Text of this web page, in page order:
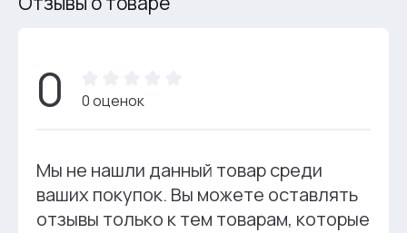
0 0 оценок
Мы не нашли данный товар среди
ваших покупок. Вы можете оставлять
отзывы только к тем товарам, которые